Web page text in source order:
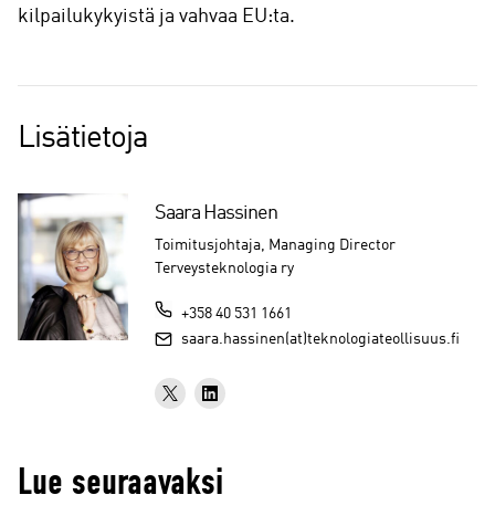
kilpailukykyistä ja vahvaa EU:ta.
Lisätietoja
Saara Hassinen
Toimitusjohtaja, Managing Director
Terveysteknologia ry
+358 40 531 1661
saara.hassinen(at)teknologiateollisuus.fi
Lue seuraavaksi